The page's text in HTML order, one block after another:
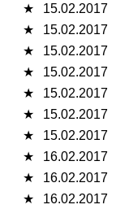
★
15.02.2017
★
15.02.2017
★
15.02.2017
★
15.02.2017
★
15.02.2017
★
15.02.2017
★
15.02.2017
★
16.02.2017
★
16.02.2017
★
16.02.2017